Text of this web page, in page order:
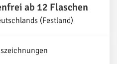
ab 12 Flaschen
(Festland)